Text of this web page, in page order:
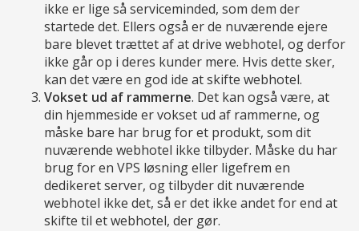
ikke er lige så serviceminded, som dem der
startede det. Ellers også er de nuværende ejere
bare blevet trættet af at drive webhotel, og derfor
ikke går op i deres kunder mere. Hvis dette sker,
kan det være en god ide at skifte webhotel.
Vokset ud af rammerne. Det kan også være, at
din hjemmeside er vokset ud af rammerne, og
måske bare har brug for et produkt, som dit
nuværende webhotel ikke tilbyder. Måske du har
brug for en VPS løsning eller ligefrem en
dedikeret server, og tilbyder dit nuværende
webhotel ikke det, så er det ikke andet for end at
skifte til et webhotel, der gør.